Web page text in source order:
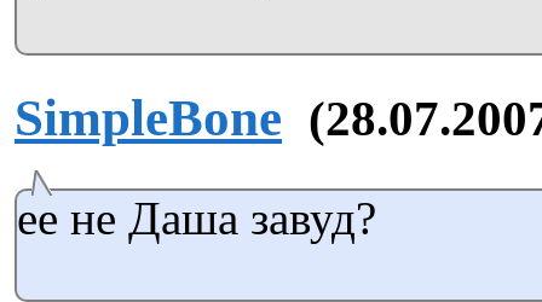
SimpleBone
ее не Даша завуд?